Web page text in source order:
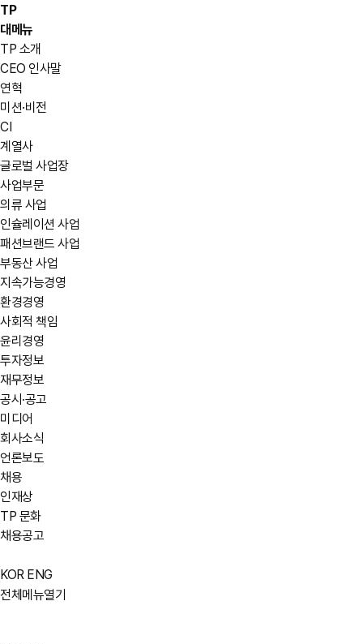
TP
대메뉴
TP 소개
CEO 인사말
연혁
미션·비전
CI
계열사
글로벌 사업장
사업부문
의류 사업
인슐레이션 사업
패션브랜드 사업
부동산 사업
지속가능경영
환경경영
사회적 책임
윤리경영
투자정보
재무정보
공시·공고
미디어
회사소식
언론보도
채용
인재상
TP 문화
채용공고
KOR ENG
전체메뉴열기